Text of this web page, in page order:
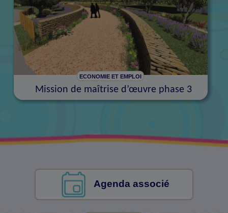
ECONOMIE ET EMPLOI
Mission de maîtrise d’œuvre phase 3
Agenda associé